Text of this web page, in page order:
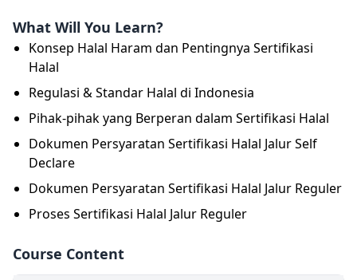
bersertifikat halal kecuali produk yang dikecualikan
dari kewajiban sertifikasi halal dan produk yang
mengandung bahan yang diharamkan. Tentu hal ini
membutuhkan pengetahuan bagaimana dan apa saja
persyaratan tentang proses sertifikasi halal agar
sertifikasi halal ini menjadi mudah dan cepat. Dalam
gambaran bagaimana sertifikasi halal di Indonesia
bahkan bukan hanya terbatas di industri pengolahan
tapi juga di Industri Jasa mulai dari penyembelihan
hingga logistik, termasuk jika insan halal mengajukan
What Will You Learn?
Konsep Halal Haram dan Pentingnya Sertifikasi
Halal
Regulasi & Standar Halal di Indonesia
Pihak-pihak yang Berperan dalam Sertifikasi Halal
Dokumen Persyaratan Sertifikasi Halal Jalur Self
Declare
Dokumen Persyaratan Sertifikasi Halal Jalur Reguler
Proses Sertifikasi Halal Jalur Reguler
Course Content